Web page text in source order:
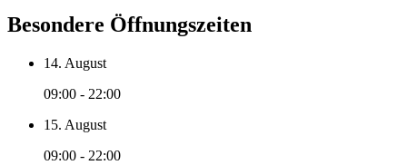
Besondere Öffnungszeiten
14. August
09:00 - 22:00
15. August
09:00 - 22:00